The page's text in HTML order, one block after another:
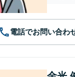
電話でお問い合わ